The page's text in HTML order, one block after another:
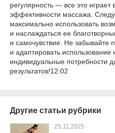
регулярность — все это играет
эффективности массажа.
максимально использовать
и наслаждаться ее
и самочувствие. Не забывайте
и адаптировать использование
индивидуальные потребности
результатов!12:02
Другие статьи рубрики
25.11.2025